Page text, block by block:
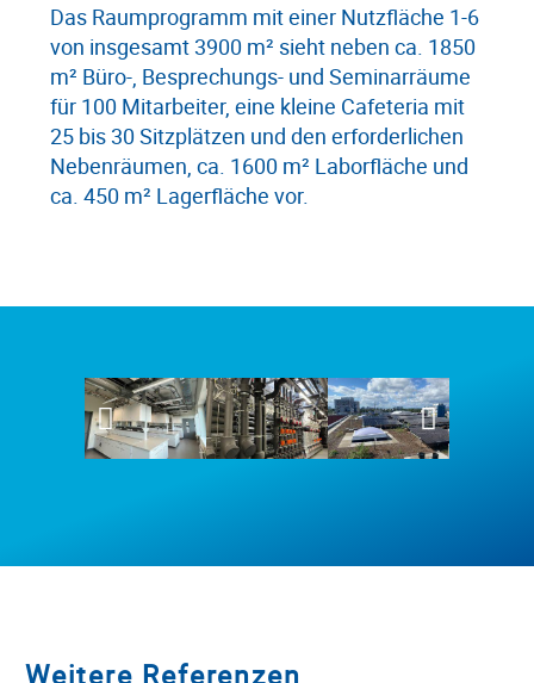
Das Raumprogramm mit einer Nutzfläche 1-6
von insgesamt 3900 m² sieht neben ca. 1850
m² Büro-, Besprechungs- und Seminarräume
für 100 Mitarbeiter, eine kleine Cafeteria mit
25 bis 30 Sitzplätzen und den erforderlichen
Nebenräumen, ca. 1600 m² Laborfläche und
ca. 450 m² Lagerfläche vor.
Weitere Referenzen